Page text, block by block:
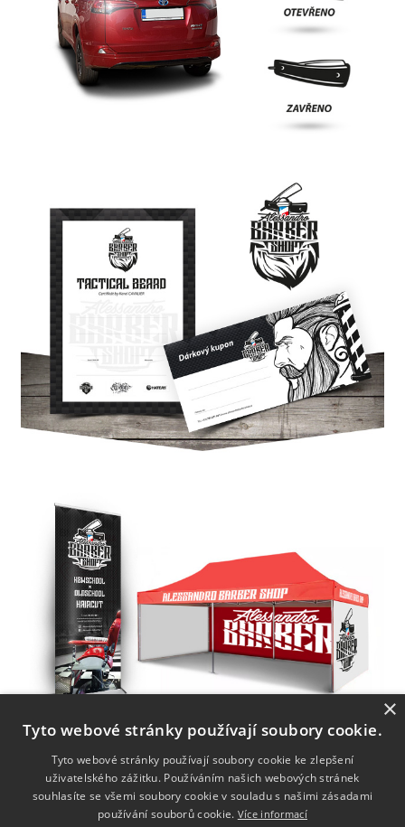
×
Tyto webové stránky používají soubory cookie.
Tyto webové stránky používají soubory cookie ke zlepšení
uživatelského zážitku. Používáním našich webových stránek
souhlasíte se všemi soubory cookie v souladu s našimi zásadami
používání souborů cookie. Více informací